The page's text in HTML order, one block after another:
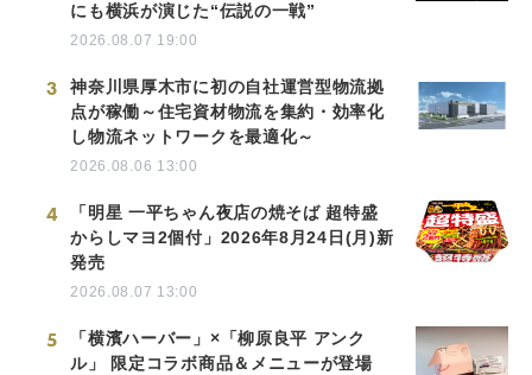
にも横浜が演じた“伝説の一戦”
2026.08.07 19:00
3
神奈川県厚木市に初の自社運営型物流拠
点が稼働～住宅資材物流を集約・効率化
し物流ネットワークを最適化～
2026.08.06 13:00
4
「明星 一平ちゃん夜店の焼そば 超特盛
からしマヨ2個付」2026年8月24日(月)新
発売
2026.08.07 13:00
5
「横濱ハーバー」×「柳原良平 アンク
ル」 限定コラボ商品＆メニューが登場